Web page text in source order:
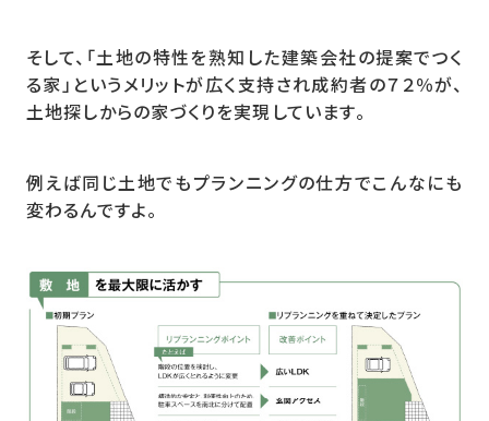
そして、「土地の特性を熟知した建築会社の提案でつく
る家」というメリットが広く支持され成約者の７２％が、
土地探しからの家づくりを実現しています。
例えば同じ土地でもプランニングの仕方でこんなにも
変わるんですよ。